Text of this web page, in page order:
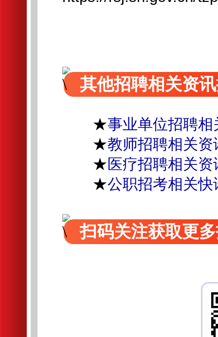
其他招聘相关资
★事业单位招聘相
★教师招聘相关资
★医疗招聘相关资
★公职招考相关快
扫码关注获取更